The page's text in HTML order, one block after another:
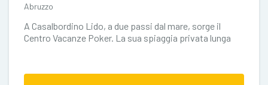
Abruzzo
A Casalbordino Lido, a due passi dal mare, sorge il
Centro Vacanze Poker. La sua spiaggia privata lunga